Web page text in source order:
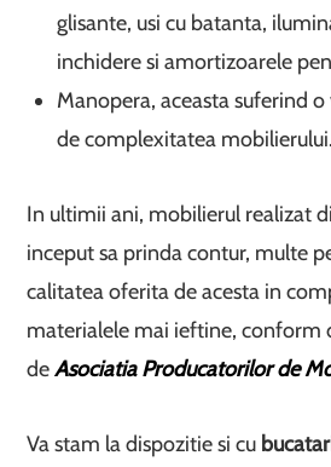
glisante, usi cu batanta,
inchidere si amortizoarele
Manopera, aceasta suferind
de complexitatea mobilierului.
In ultimii ani, mobilierul realizat
inceput sa prinda contur, multe
calitatea oferita de acesta in
materialele mai ieftine, conform
deAsociatia Producatorilor de
Va stam la dispozitie si cu